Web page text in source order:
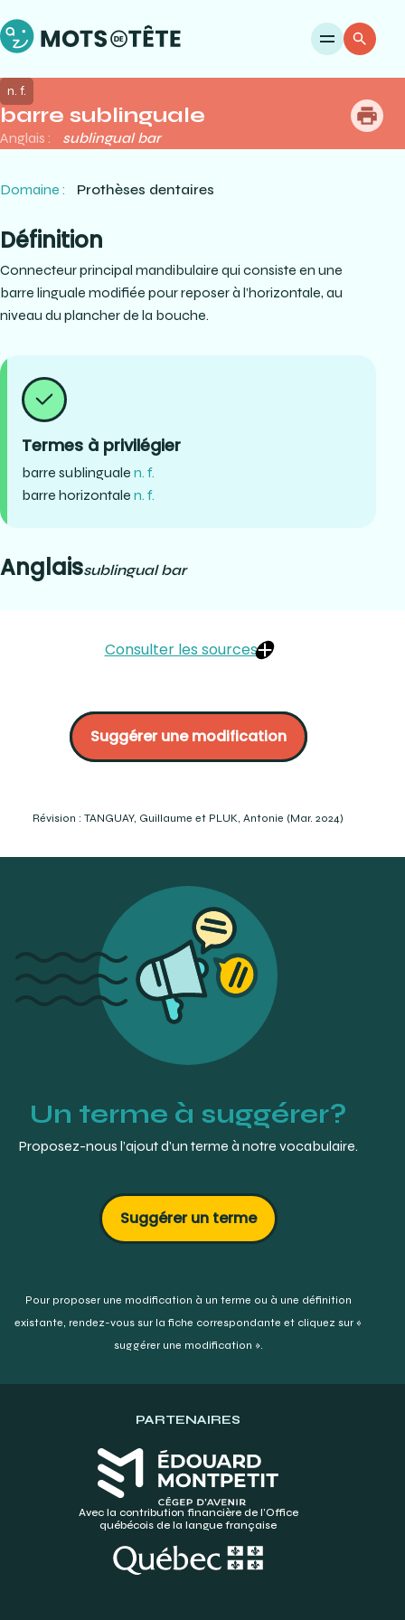
barre sublinguale
n. f.
Anglais : sublingual bar
Domaine : Prothèses dentaires
Définition
Connecteur principal mandibulaire qui consiste en une
barre linguale modifiée pour reposer à l’horizontale, au
niveau du plancher de la bouche.
Termes à privilégier
barre sublinguale n. f.
barre horizontale n. f.
Anglaissublingual bar
Consulter les sources
prothèses partielles amovibles. Prosto, Québec. P.51.
HÉBERT Guimond, (1984) Initiation à la prothèse partielle
amovible en médecine dentaire, constantes et
Cracken’s removable partial prosthodontics, twelfth
Suggérer une modification
Révision : TANGUAY, Guillaume et PLUK, Antonie (Mar. 2024)
Un terme à suggérer?
Proposez-nous l’ajout d’un terme à notre vocabulaire.
Suggérer un terme
Pour proposer une modification à un terme ou à une définition
existante, rendez-vous sur la fiche correspondante et cliquez sur «
suggérer une modification ».
PARTENAIRES
Avec la contribution financière de l’Office
québécois de la langue française